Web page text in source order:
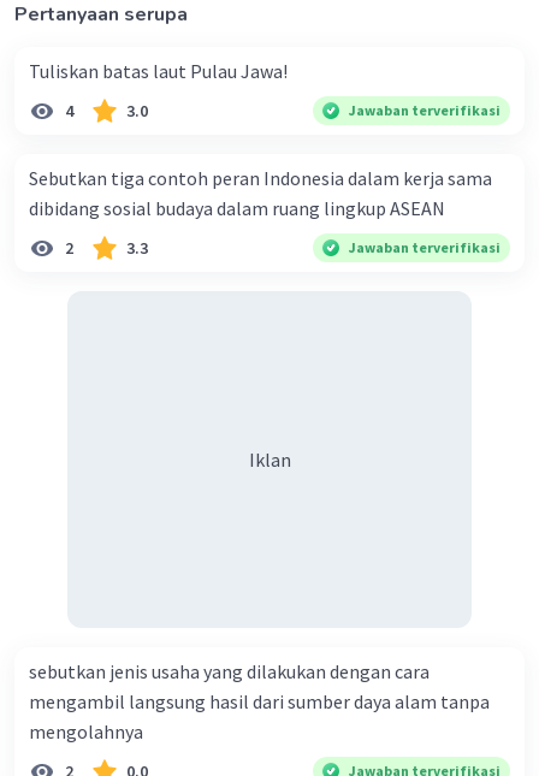
Pertanyaan serupa
Tuliskan batas laut Pulau Jawa!
4 3.0 Jawaban terverifikasi
Sebutkan tiga contoh peran Indonesia dalam kerja sama
dibidang sosial budaya dalam ruang lingkup ASEAN
2 3.3 Jawaban terverifikasi
Iklan
sebutkan jenis usaha yang dilakukan dengan cara
mengambil langsung hasil dari sumber daya alam tanpa
mengolahnya
2 0.0 Jawaban terverifikasi